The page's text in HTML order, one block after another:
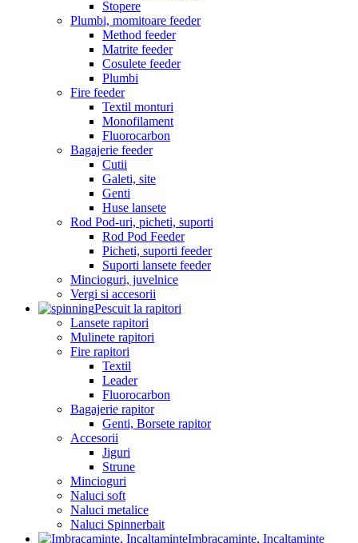
Stopere
Plumbi, momitoare feeder
Method feeder
Matrite feeder
Cosulete feeder
Plumbi
Fire feeder
Textil monturi
Monofilament
Fluorocarbon
Bagajerie feeder
Cutii
Galeti, site
Genti
Huse lansete
Rod Pod-uri, picheti, suporti
Rod Pod Feeder
Picheti, suporti feeder
Suporti lansete feeder
Mincioguri, juvelnice
Vergi si accesorii
Pescuit la rapitori
Lansete rapitori
Mulinete rapitori
Fire rapitori
Textil
Leader
Fluorocarbon
Bagajerie rapitor
Genti, Borsete rapitor
Accesorii
Jiguri
Strune
Mincioguri
Naluci soft
Naluci metalice
Naluci Spinnerbait
Imbracaminte, Incaltaminte